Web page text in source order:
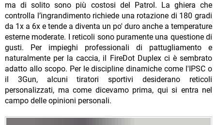
ma di solito sono più costosi del Patrol. La ghiera che
controlla l’ingrandimento richiede una rotazione di 180 gradi
da 1x a 6x e tende a diventa un po' duro anche a temperature
esterne moderate. I reticoli sono puramente una questione di
gusti. Per impieghi professionali di pattugliamento e
naturalmente per la caccia, il FireDot Duplex ci è sembrato
adatto allo scopo. Per le discipline dinamiche come l'IPSC o
il 3Gun, alcuni tiratori sportivi desiderano reticoli
personalizzati, ma come dicevamo prima, qui si entra nel
campo delle opinioni personali.